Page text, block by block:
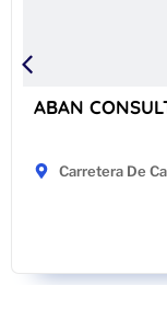
ABAN
Carretera De